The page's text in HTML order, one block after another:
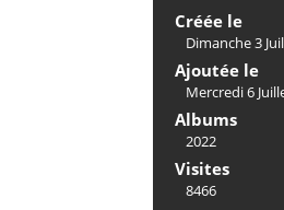
Créée le
Dimanche 3
Ajoutée le
Mercredi 6
Albums
2022
Visites
8466